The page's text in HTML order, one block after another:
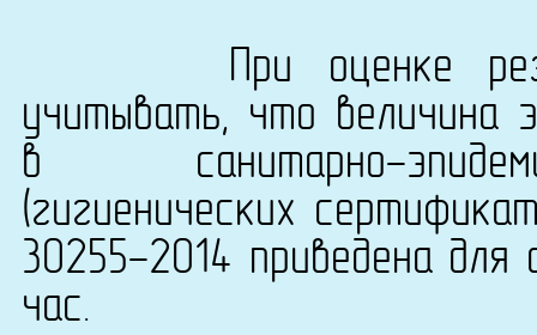
При оценке
учитывать, что величина
в санитарно-
(гигиенических
30255-2014 приведена для
час.